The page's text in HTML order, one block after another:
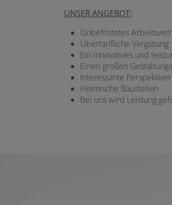
UNSER ANGEBOT:
Unbefristetes
Übertarifliche Vergütung
Ein innovatives und
Einen großen
Interessante Perspektiven
Heimische Baustellen
Bei uns wird Leistung